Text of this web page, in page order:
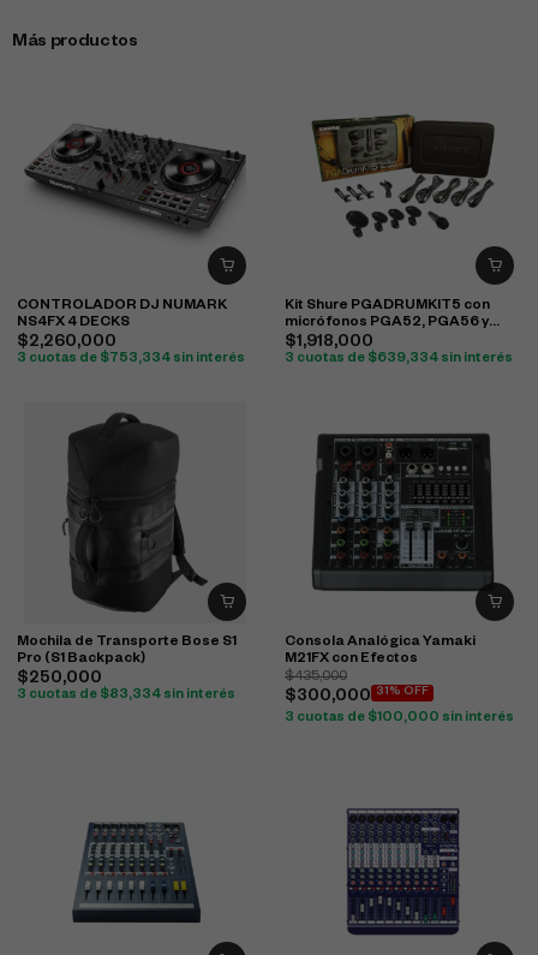
Más productos
CONTROLADOR DJ NUMARK
NS4FX 4 DECKS
$2,260,000
3 cuotas de $ 753,334 sin interés
Kit Shure PGADRUMKIT5 con
micrófonos PGA52, PGA56 y
PGA57 para batería
$1,918,000
3 cuotas de $639,334 sin interés
Mochila de Transporte Bose S1
Pro (S1 Backpack)
$250,000
3 cuotas de $83,334 sin interés
Consola Analógica Yamaki
M21FX con Efectos
$435,000
$300,000 31% OFF
3 cuotas de $100,000 sin interés